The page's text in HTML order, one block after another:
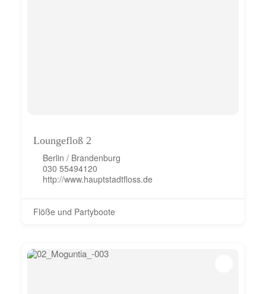
Loungefloß 2
Berlin / Brandenburg
030 55494120
http://www.hauptstadtfloss.de
Flöße und Partyboote